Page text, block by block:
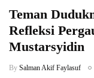
Teman
Refleksi
Mustarsyidin
By Salman Akif Faylasuf